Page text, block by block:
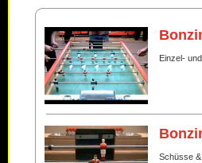
Einzel-
Schüsse